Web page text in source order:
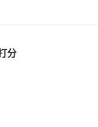
分